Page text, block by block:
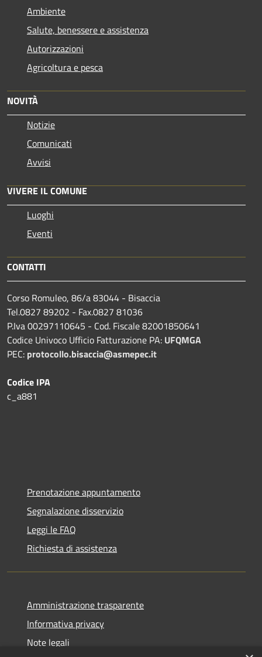
Ambiente
Salute, benessere e assistenza
Autorizzazioni
Agricoltura e pesca
NOVITÀ
Notizie
Comunicati
Avvisi
VIVERE IL COMUNE
Luoghi
Eventi
CONTATTI
Corso Romuleo, 86/a 83044 - Bisaccia
Tel.0827 89202 - Fax.0827 81036
P.Iva 00297110645 - Cod. Fiscale 82001850641
Codice Univoco Ufficio Fatturazione PA: UFQMGA
PEC: protocollo.bisaccia@asmepec.it
Codice IPA
c_a881
Prenotazione appuntamento
Segnalazione disservizio
Leggi le FAQ
Richiesta di assistenza
Amministrazione trasparente
Informativa privacy
Note legali